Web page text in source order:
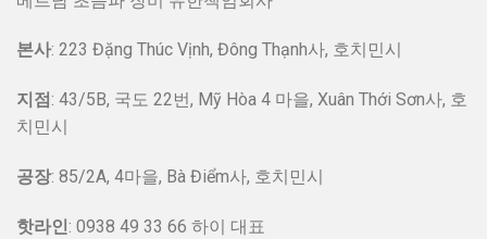
본사: 223 Đặng Thúc Vịnh, Đông Thạnh사, 호치민시
지점: 43/5B, 국도 22번, Mỹ Hòa 4 마을, Xuân Thới Sơn사, 호
치민시
공장: 85/2A, 4마을, Bà Điểm사, 호치민시
핫라인: 0938 49 33 66 하이 대표